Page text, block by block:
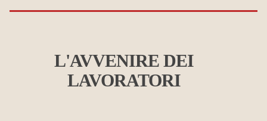
L'AVVENIRE DEI
LAVORATORI